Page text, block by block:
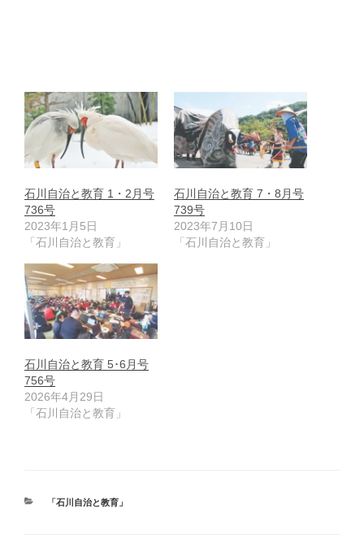
石川自治と教育 1・2月号
736号
2023年1月5日
「石川自治と教育」
石川自治と教育 7・8月号
739号
2023年7月10日
「石川自治と教育」
石川自治と教育 5･6月号
756号
2026年4月29日
「石川自治と教育」
カ「石川自治と教育」